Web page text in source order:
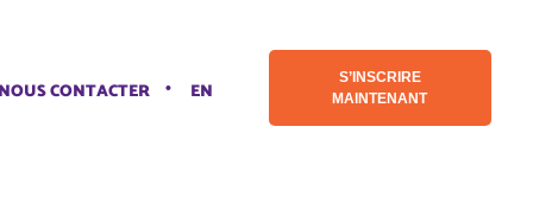
NOUS CONTACTER EN
S’INSCRIRE
MAINTENANT